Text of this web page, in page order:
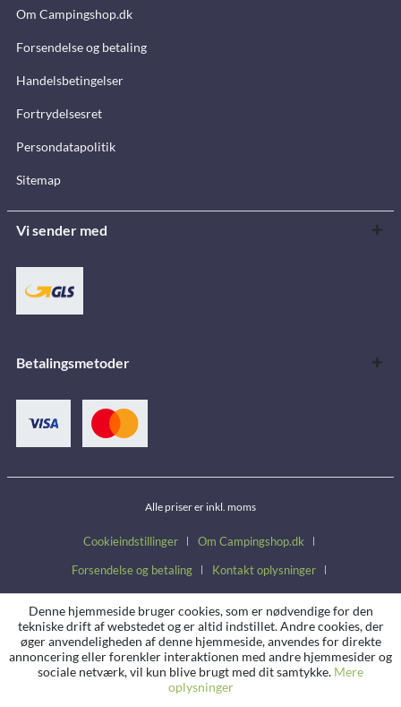
Om Campingshop.dk
Forsendelse og betaling
Handelsbetingelser
Fortrydelsesret
Persondatapolitik
Sitemap
Vi sender med
Betalingsmetoder
Alle priser er inkl. moms
Cookieindstillinger
Om Campingshop.dk
Forsendelse og betaling
Kontakt oplysninger
Handelsbetingelser
Fortrydelsesret Persondatapolitik
Denne hjemmeside bruger cookies, som er nødvendige for den
tekniske drift af webstedet og er altid indstillet. Andre cookies, der
øger anvendeligheden af denne hjemmeside, anvendes for direkte
annoncering eller forenkler interaktionen med andre hjemmesider og
sociale netværk, vil kun blive brugt med dit samtykke. Mere
oplysninger